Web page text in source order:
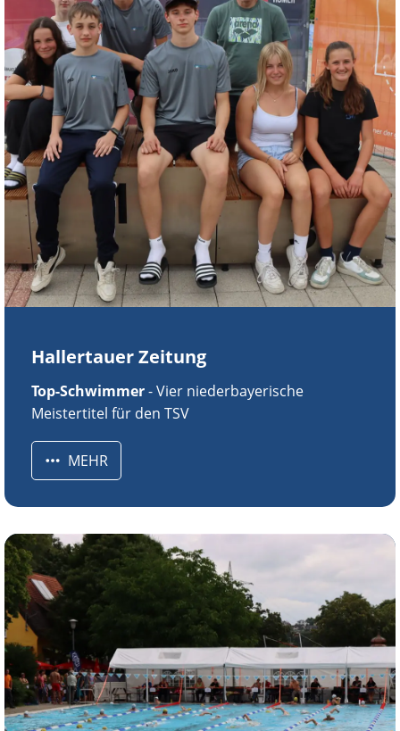
Hallertauer Zeitung
Top-Schwimmer- Vier niederbayerische
Meistertitel für den TSV
MEHR